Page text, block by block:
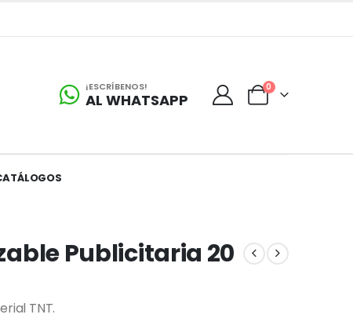
¡ESCRÍBENOS!
AL WHATSAPP
0
Publicitaria 20
TNT.